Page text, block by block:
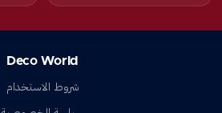
Deco World
شروط الاستخدام